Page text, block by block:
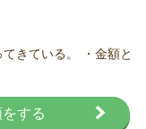
きている。 ・金額と
する